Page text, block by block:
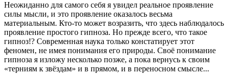
Неожиданно для самого себя я увидел реальное проявление
силы мысли, и это проявление оказалось весьма
материальным. Кто-то может возразить, что здесь наблюдалось
проявление простого гипноза. Но прежде всего, что такое
гипноз!? Современная наука только констатирует этот
феномен, не имея понимания его природы. Своё понимание
гипноза я изложу несколько позже, а пока вернусь к своим
«терниям к звёздам» и в прямом, и в переносном смысле...